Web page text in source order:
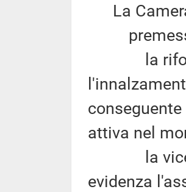
La
la riforma
attiva nel
la
evidenza